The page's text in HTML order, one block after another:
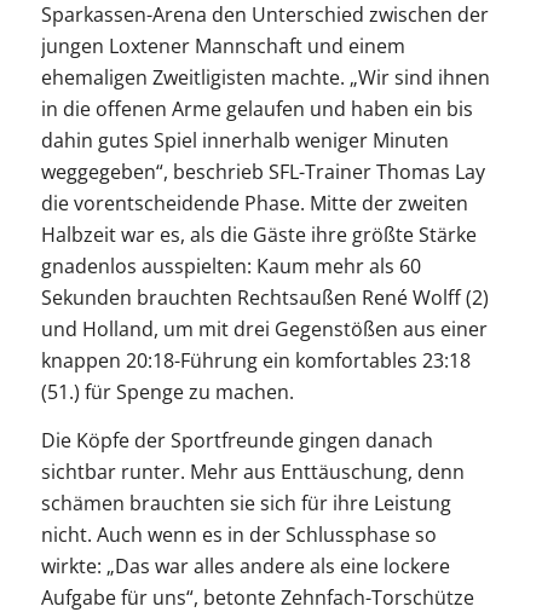
Sparkassen-Arena den Unterschied zwischen der
jungen Loxtener Mannschaft und einem
ehemaligen Zweitligisten machte. „Wir sind ihnen
in die offenen Arme gelaufen und haben ein bis
dahin gutes Spiel innerhalb weniger Minuten
weggegeben“, beschrieb SFL-Trainer Thomas Lay
die vorentscheidende Phase. Mitte der zweiten
Halbzeit war es, als die Gäste ihre größte Stärke
gnadenlos ausspielten: Kaum mehr als 60
Sekunden brauchten Rechtsaußen René Wolff (2)
und Holland, um mit drei Gegenstößen aus einer
knappen 20:18-Führung ein komfortables 23:18
(51.) für Spenge zu machen.
Die Köpfe der Sportfreunde gingen danach
sichtbar runter. Mehr aus Enttäuschung, denn
schämen brauchten sie sich für ihre Leistung
nicht. Auch wenn es in der Schlussphase so
wirkte: „Das war alles andere als eine lockere
Aufgabe für uns“, betonte Zehnfach-Torschütze